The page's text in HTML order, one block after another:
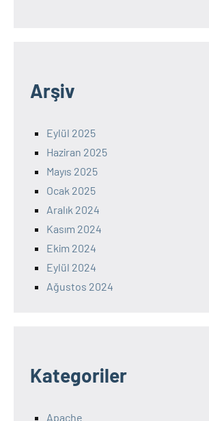
Arşiv
Eylül 2025
Haziran 2025
Mayıs 2025
Ocak 2025
Aralık 2024
Kasım 2024
Ekim 2024
Eylül 2024
Ağustos 2024
Kategoriler
Apache